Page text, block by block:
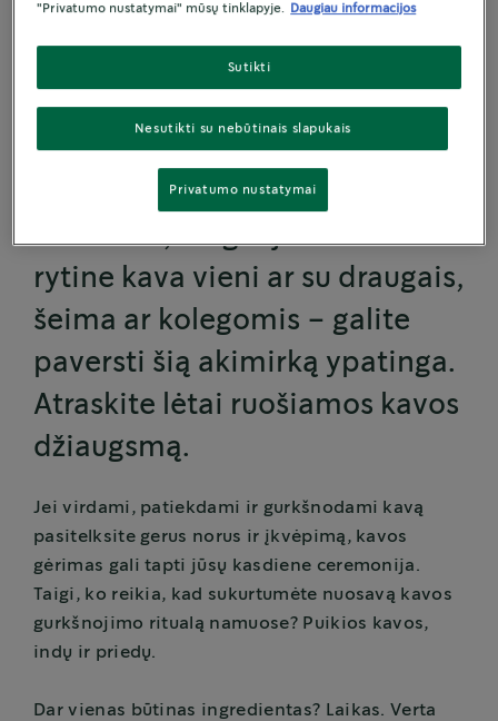
Ypatingos
akimirkos
kūrimas
Nesvarbu, mėgaujatės savo
rytine kava vieni ar su draugais,
šeima ar kolegomis – galite
paversti šią akimirką ypatinga.
Atraskite lėtai ruošiamos kavos
džiaugsmą.
Jei virdami, patiekdami ir gurkšnodami kavą
pasitelksite gerus norus ir įkvėpimą, kavos
gėrimas gali tapti jūsų kasdiene ceremonija.
Taigi, ko reikia, kad sukurtumėte nuosavą kavos
gurkšnojimo ritualą namuose? Puikios kavos,
indų ir priedų.
Dar vienas būtinas ingredientas? Laikas. Verta
"Privatumo nustatymai" mūsų tinklapyje.
Daugiau informacijos
Nesutikti su nebūtinais slapukais
Sutikti
Privatumo nustatymai